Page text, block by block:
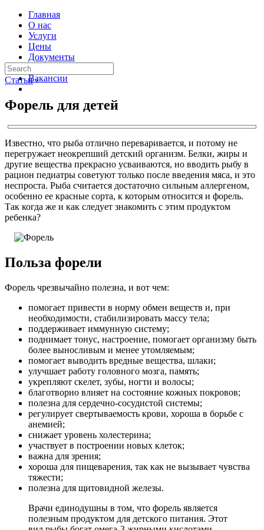
Главная
О нас
Услуги
Цены
Документы
Контакты
Вакансии
Статьи ›
Форель для детей
Известно, что рыба отлично переваривается, и потому не
перегружает неокрепший детский организм. Белки, жиры и
другие вещества прекрасно усваиваются, но вводить рыбу в
рацион педиатры советуют только после введения мяса, и это
неспроста. Рыба считается достаточно сильным аллергеном,
особенно ее красные сорта, к которым относится и форель.
Так когда же и как следует знакомить с этим продуктом
ребенка?
Польза форели
Форель чрезвычайно полезна, и вот чем:
помогает привести в норму обмен веществ и, при
необходимости, стабилизировать массу тела;
поддерживает иммунную систему;
поднимает тонус, настроение, помогает организму быть
более выносливым и менее утомляемым;
помогает выводить вредные вещества, шлаки;
улучшает работу головного мозга, память;
укрепляют скелет, зубы, ногти и волосы;
благотворно влияет на состояние кожных покровов;
полезна для сердечно-сосудистой системы;
регулирует свертываемость крови, хороша в борьбе с
анемией;
снижает уровень холестерина;
участвует в построении новых клеток;
важна для зрения;
хороша для пищеварения, так как не вызывает чувства
тяжести;
полезна для щитовидной железы.
Врачи единодушны в том, что форель является
полезным продуктом для детского питания. Этот